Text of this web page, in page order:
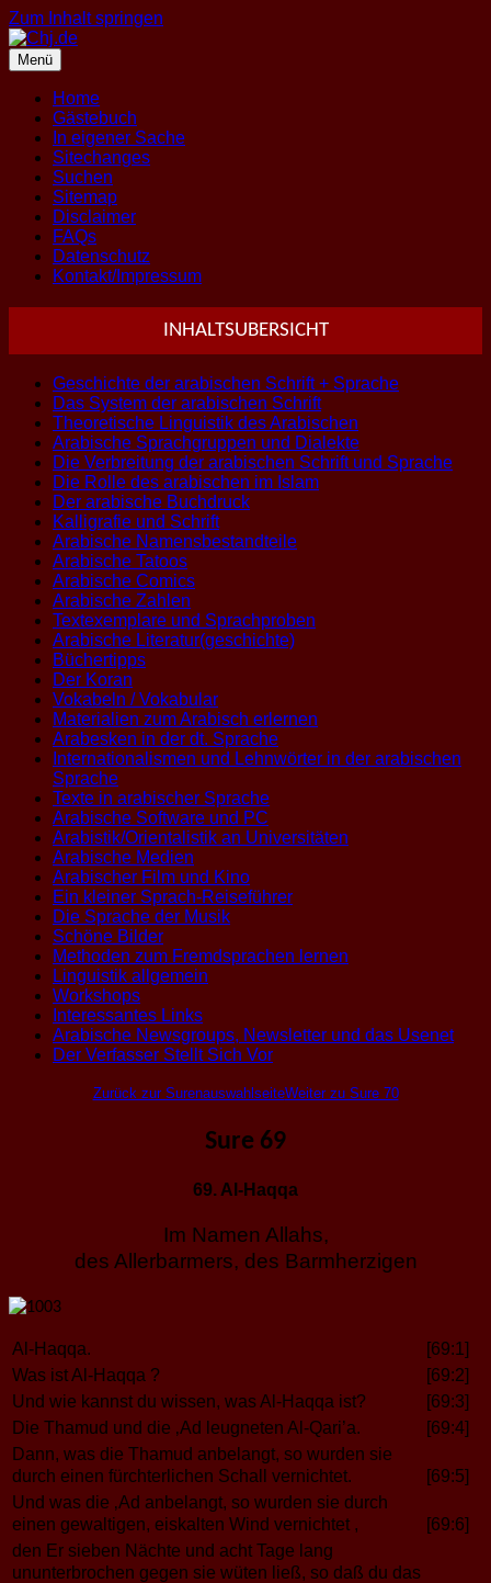
Zum Inhalt springen
Menü
Home
Gästebuch
In eigener Sache
Sitechanges
Suchen
Sitemap
Disclaimer
FAQs
Datenschutz
Kontakt/Impressum
INHALTSUBERSICHT
Geschichte der arabischen Schrift + Sprache
Das System der arabischen Schrift
Theoretische Linguistik des Arabischen
Arabische Sprachgruppen und Dialekte
Die Verbreitung der arabischen Schrift und Sprache
Die Rolle des arabischen im Islam
Der arabische Buchdruck
Kalligrafie und Schrift
Arabische Namensbestandteile
Arabische Tatoos
Arabische Comics
Arabische Zahlen
Textexemplare und Sprachproben
Arabische Literatur(geschichte)
Büchertipps
Der Koran
Vokabeln / Vokabular
Materialien zum Arabisch erlernen
Arabesken in der dt. Sprache
Internationalismen und Lehnwörter in der arabischen
Sprache
Texte in arabischer Sprache
Arabische Software und PC
Arabistik/Orientalistik an Universitäten
Arabische Medien
Arabischer Film und Kino
Ein kleiner Sprach-Reiseführer
Die Sprache der Musik
Schöne Bilder
Methoden zum Fremdsprachen lernen
Linguistik allgemein
Workshops
Interessantes Links
Arabische Newsgroups, Newsletter und das Usenet
Der Verfasser Stellt Sich Vor
Zurück zur SurenauswahlseiteWeiter zu Sure 70
Sure 69
69. Al-Haqqa
Im Namen Allahs,
des Allerbarmers, des Barmherzigen
Al-Haqqa.
[69:1]
Was ist Al-Haqqa ?
[69:2]
Und wie kannst du wissen, was Al-Haqqa ist?
[69:3]
Die Thamud und die ‚Ad leugneten Al-Qari’a.
[69:4]
Dann, was die Thamud anbelangt, so wurden sie
durch einen fürchterlichen Schall vernichtet.
[69:5]
Und was die ‚Ad anbelangt, so wurden sie durch
einen gewaltigen, eiskalten Wind vernichtet ,
[69:6]
den Er sieben Nächte und acht Tage lang
ununterbrochen gegen sie wüten ließ, so daß du das